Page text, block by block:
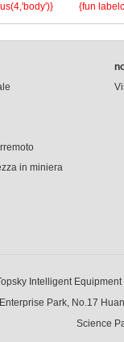
digitale
{fun
in miniera
Intelligent
Park, No.17
Science